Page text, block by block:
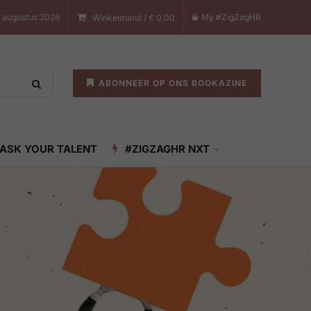
2026 Winkelmand / € 0,00 My #ZigZagHR
ABONNEER OP ONS BOOKAZINE
YOUR TALENT #ZIGZAGHR NXT